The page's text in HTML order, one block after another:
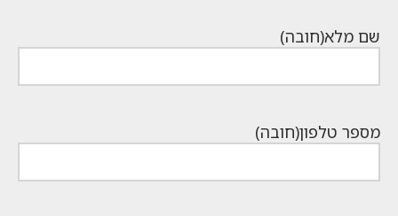
שם מלא(חובה)
מספר טלפון(חובה)